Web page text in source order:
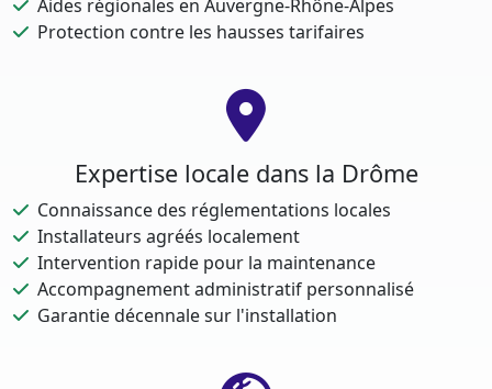
Aides régionales en Auvergne-Rhône-Alpes
Protection contre les hausses tarifaires
Expertise locale dans la Drôme
Connaissance des réglementations locales
Installateurs agréés localement
Intervention rapide pour la maintenance
Accompagnement administratif personnalisé
Garantie décennale sur l'installation